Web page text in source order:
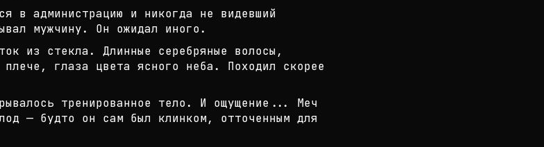
в администрацию и никогда не видевший
мужчину. Он ожидал иного.
из стекла. Длинные серебряные волосы,
плече, глаза цвета ясного неба. Походил скорее
тренированное тело. И ощущение... Меч
— будто он сам был клинком, отточенным для